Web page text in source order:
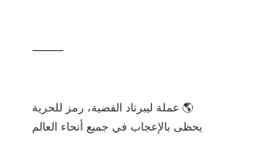
⸻
🌎 عملة ليبرتاد الفضية، رمز للحرية
يحظى بالإعجاب في جميع أنحاء العالم